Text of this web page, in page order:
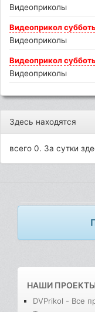
Видеоприколы
Видеоприкол
Видеоприколы
Видеоприкол
Видеоприколы
Здесь находятся
всего 0. За сутки
НАШИ
DVPrikol - Все